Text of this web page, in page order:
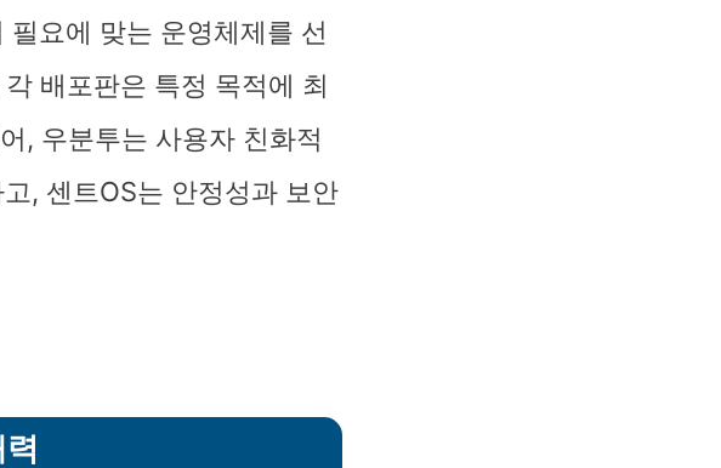
요에 맞는 운영체제를 선
배포판은 특정 목적에 최
, 우분투는 사용자 친화적
, 센트OS는 안정성과 보안